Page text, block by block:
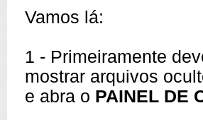
Vamos lá:
1 - Primeiramente
mostrar arquivos
e abra o PAINEL DE